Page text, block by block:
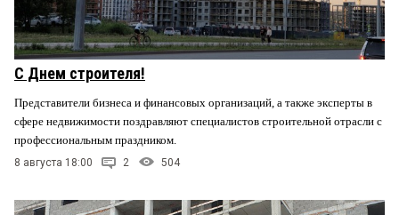
С Днем строителя!
Представители бизнеса и финансовых организаций, а также эксперты в
сфере недвижимости поздравляют специалистов строительной отрасли с
профессиональным праздником.
8 августа 18:00 2 504